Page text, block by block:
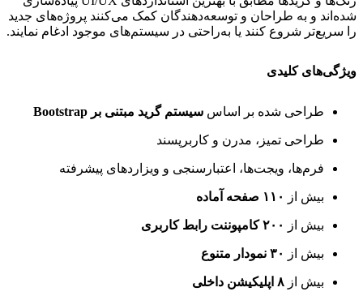
شده‌اند و به طراحان و توسعه‌دهندگان کمک می‌کنند پروژه‌های جدید
را سریع‌تر شروع کنند یا به‌راحتی در سیستم‌های موجود ادغام نمایند.
ویژگی‌های کلیدی
طراحی شده بر اساس سیستم گرید مبتنی بر Bootstrap
طراحی تمیز، مدرن و کاربرپسند
فرم‌ها، ویجت‌ها، اعتبارسنجی و ویزاردهای پیشرفته
بیش از ۱۱۰ صفحه آماده
بیش از ۲۰۰ کامپوننت رابط کاربری
بیش از ۳۰ نمودار متنوع
بیش از ۸ اپلیکیشن داخلی